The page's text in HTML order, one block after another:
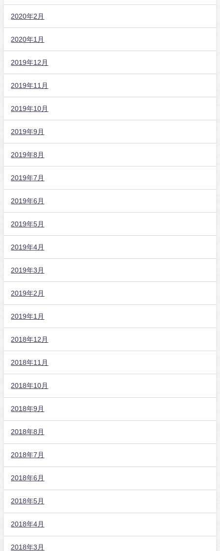
2020年2月
2020年1月
2019年12月
2019年11月
2019年10月
2019年9月
2019年8月
2019年7月
2019年6月
2019年5月
2019年4月
2019年3月
2019年2月
2019年1月
2018年12月
2018年11月
2018年10月
2018年9月
2018年8月
2018年7月
2018年6月
2018年5月
2018年4月
2018年3月